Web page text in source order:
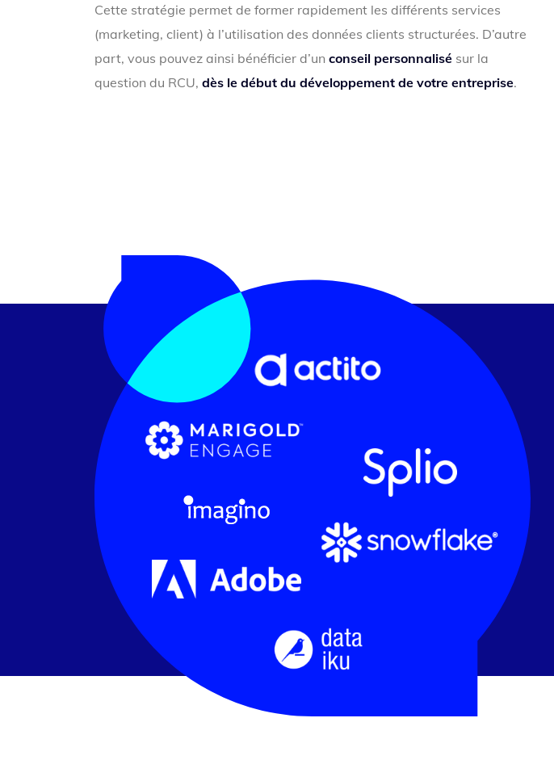
Cette stratégie permet de former rapidement les différents services
(marketing, client) à l’utilisation des données clients structurées. D’autre
part, vous pouvez ainsi bénéficier d’un conseil personnalisé sur la
question du RCU, dès le début du développement de votre entreprise.